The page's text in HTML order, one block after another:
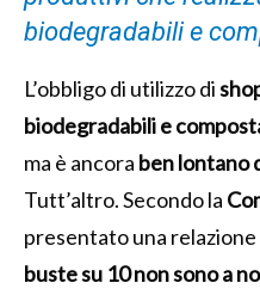
biodegradabili e
L’obbligo di utilizzo di
biodegradabili e
ma è ancora ben lontano
Tutt’altro. Secondo la
presentato una
buste su 10 non sono a